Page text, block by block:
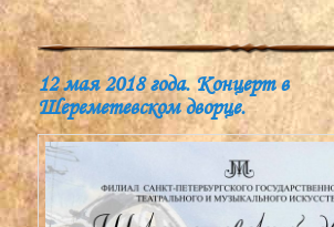
12 мая 2018 года. Концерт в
Шереметевском дворце.